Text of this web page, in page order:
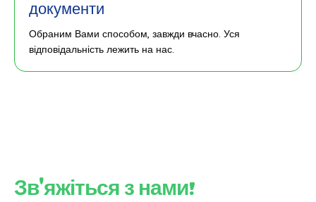
документи
Обраним Вами способом, завжди вчасно. Уся
відповідальність лежить на нас.
Зв'яжіться з нами!